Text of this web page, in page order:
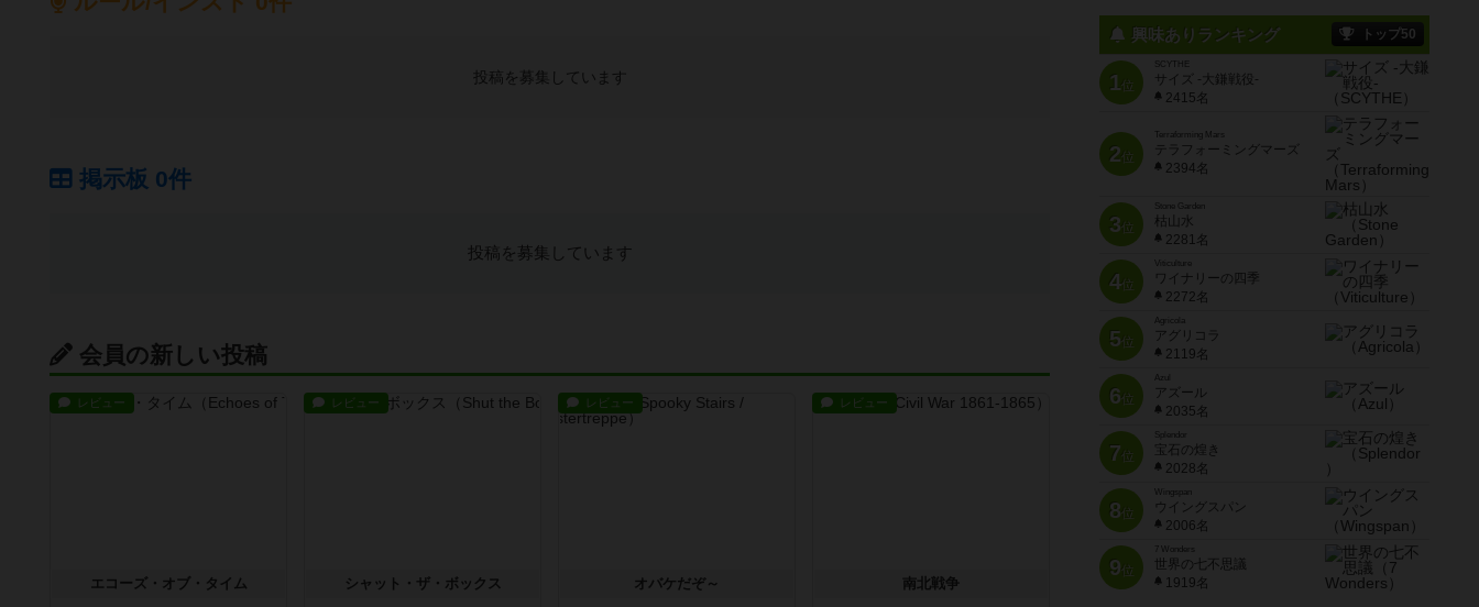
投稿を募集しています
掲示板 0件
投稿を募集しています
会員の新しい投稿
レビュー
エコーズ・オブ・タイム
レビュー
シャット・ザ・ボックス
レビュー
オバケだぞ～
レビュー
南北戦争
興味ありランキング トップ50
1位
SCYTHE
サイズ -大鎌戦役-
2415名
2位
Terraforming Mars
テラフォーミングマーズ
2394名
3位
Stone Garden
枯山水
2281名
4位
Viticulture
ワイナリーの四季
2272名
5位
Agricola
アグリコラ
2119名
6位
Azul
アズール
2035名
7位
宝石の煌き
2028名
8位
Wingspan
ウイングスパン
2006名
9位
7 Wonders
世界の七不思議
1919名